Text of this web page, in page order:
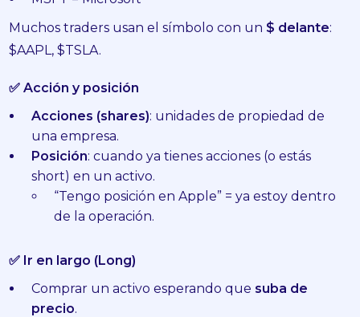
Muchos traders usan el símbolo con un $ delante:
$AAPL, $TSLA.
✅ Acción y posición
Acciones (shares): unidades de propiedad de
una empresa.
Posición: cuando ya tienes acciones (o estás
short) en un activo.
“Tengo posición en Apple” = ya estoy dentro
de la operación.
✅ Ir en largo (Long)
Comprar un activo esperando que suba de
precio.